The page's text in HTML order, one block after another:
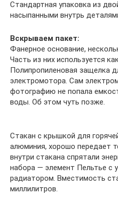
Стандартная упаковка из
насыпанными внутрь
Вскрываем пакет:
Фанерное основание,
Часть из них используется
Полипропиленовая защелка
электромотора. Сам
фотографию не попала
воды. Об этом чуть позже.
Стакан с крышкой для
алюминия, хорошо передает
внутри стакана спрятали
набора — элемент Пельтье с
радиатором. Вместимость
миллилитров.